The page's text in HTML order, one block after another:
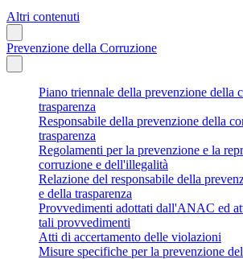
Altri contenuti
Prevenzione della Corruzione
Piano triennale della prevenzione della
trasparenza
Responsabile della prevenzione della
trasparenza
Regolamenti per la prevenzione e la
corruzione e dell'illegalità
Relazione del responsabile della
e della trasparenza
Provvedimenti adottati dall'ANAC ed
tali provvedimenti
Atti di accertamento delle violazioni
Misure specifiche per la prevenzione